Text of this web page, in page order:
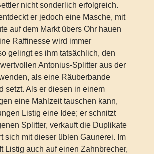
nicht sonderlich erfolgreich.
er jedoch eine Masche, mit
auf dem Markt übers Ohr hauen
Raffinesse wird immer
gelingt es ihm tatsächlich, den
Antonius-Splitter aus der
als eine Räuberbande
setzt. Als er diesen in einem
eine Mahlzeit tauschen kann,
Listig eine Idee; er schnitzt
Splitter, verkauft die Duplikate
sich mit dieser üblen Gaunerei. Im
Listig auch auf einen Zahnbrecher,